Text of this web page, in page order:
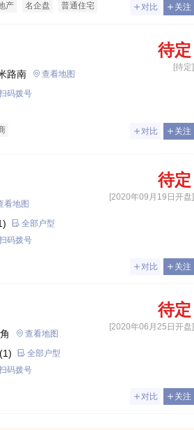
产 名企盘
普通住宅
对比 关注
待定
[待定]
路南 查看地图
码拨号
对比 关注
待定
[2020年09月19日开盘]
看地图
全部户型
码拨号
对比 关注
待定
[2020年06月25日开盘]
查看地图
全部户型
码拨号
对比 关注